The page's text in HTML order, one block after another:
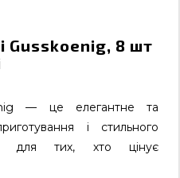
Gusskoenig, 8 шт
— це елегантне та
і стильного
для тих, хто цінує